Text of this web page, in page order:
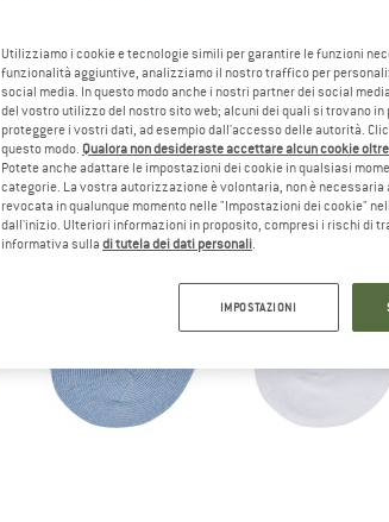
Utilizziamo i cookie e tecnologie simili per garantire le funzioni
funzionalità aggiuntive, analizziamo il nostro traffico per
social media. In questo modo anche i nostri partner dei social
del vostro utilizzo del nostro sito web; alcuni dei quali si trovano
proteggere i vostri dati, ad esempio dall'accesso delle autorità.
questo modo. Qualora non desideraste accettare alcun cookie
Potete anche adattare le impostazioni dei cookie in qualsiasi
categorie. La vostra autorizzazione è volontaria, non è
revocata in qualunque momento nelle "Impostazioni dei cookie"
dall'inizio. Ulteriori informazioni in proposito, compresi i rischi di
informativa sulla di tutela dei dati personali.
IMPOSTAZIONI